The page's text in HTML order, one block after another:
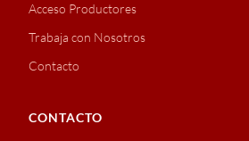
Acceso Productores
Trabaja con Nosotros
Contacto
CONTACTO